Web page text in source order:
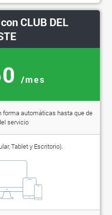
CLUB DEL
/mes
forma automáticas hasta que de
servicio
Tablet y Escritorio).